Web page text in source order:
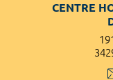
CENTRE